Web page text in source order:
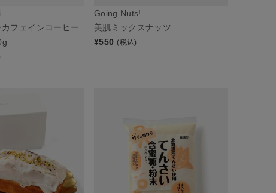
フェインコーヒー
Going Nuts!
美肌ミックスナッツ
¥550 (税込)